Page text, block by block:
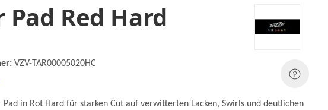
Red Hard
VZV-TAR00005020HC
Pad in Rot Hard für starken Cut auf verwitterten Lacken, Swirls und deutlichen